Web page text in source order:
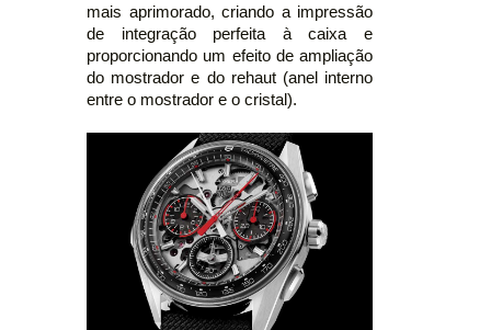
mais aprimorado, criando a impressão
de integração perfeita à caixa e
proporcionando um efeito de ampliação
do mostrador e do rehaut (anel interno
entre o mostrador e o cristal).